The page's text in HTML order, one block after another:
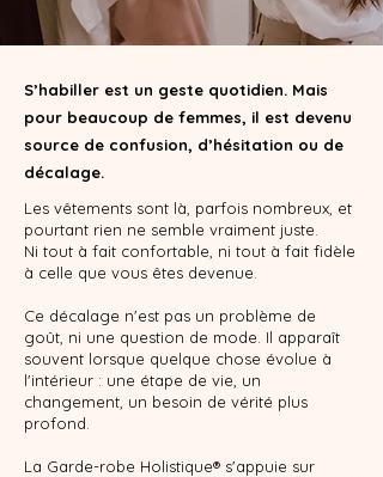
S’habiller est un geste quotidien. Mais
pour beaucoup de femmes, il est devenu
source de confusion, d’hésitation ou de
décalage.
Les vêtements sont là, parfois nombreux, et
pourtant rien ne semble vraiment juste.
Ni tout à fait confortable, ni tout à fait fidèle
à celle que vous êtes devenue.
Ce décalage n'est pas un problème de
goût, ni une question de mode. Il apparaît
souvent lorsque quelque chose évolue à
l'intérieur : une étape de vie, un
changement, un besoin de vérité plus
profond.
La Garde-robe Holistique® s'appuie sur